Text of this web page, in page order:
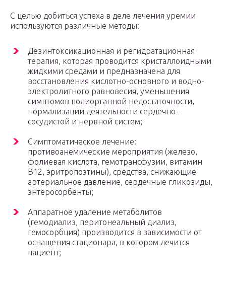
С целью добиться успеха в деле лечения уремии
используются различные методы:
Дезинтоксикационная и регидратационная
терапия, которая проводится кристаллоидными
жидкими средами и предназначена для
восстановления кислотно-основного и водно-
электролитного равновесия, уменьшения
симптомов полиорганной недостаточности,
нормализации деятельности сердечно-
сосудистой и нервной систем;
Симптоматическое лечение:
противоанемические мероприятия (железо,
фолиевая кислота, гемотрансфузии, витамин
В12, эритропоэтины), средства, снижающие
артериальное давление, сердечные гликозиды,
энтеросорбенты;
Аппаратное удаление метаболитов
(гемодиализ, перитонеальный диализ,
гемосорбция) производится в зависимости от
оснащения стационара, в котором лечится
пациент;